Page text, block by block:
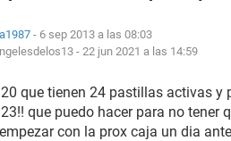
- 6 sep 2013 a las 08:03
-22 jun 2021 a las 14:59
que tienen 24 pastillas activas
que puedo hacer para no tener
con la prox caja un dia